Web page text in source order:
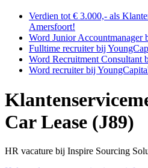
Verdien tot € 3.000,- als
Amersfoort!
Word Junior Accountmanager
Fulltime recruiter bij
Word Recruitment Consultant
Word recruiter bij
Car Lease (J89)
HR vacature bij Inspire Sourcing